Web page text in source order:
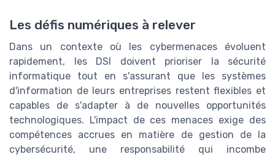
Les défis numériques à relever
Dans un contexte où les cybermenaces évoluent
rapidement, les DSI doivent prioriser la sécurité
informatique tout en s'assurant que les systèmes
d'information de leurs entreprises restent flexibles et
capables de s'adapter à de nouvelles opportunités
technologiques. L'impact de ces menaces exige des
compétences accrues en matière de gestion de la
cybersécurité, une responsabilité qui incombe